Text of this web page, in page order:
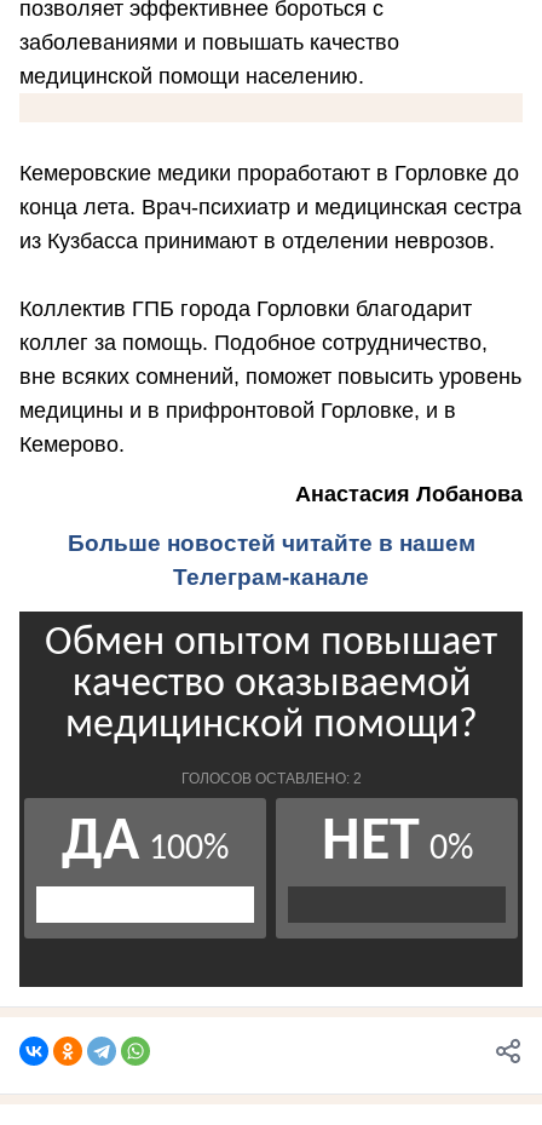
позволяет эффективнее бороться с
заболеваниями и повышать качество
медицинской помощи населению.
Кемеровские медики проработают в Горловке до
конца лета. Врач-психиатр и медицинская сестра
из Кузбасса принимают в отделении неврозов.
Коллектив ГПБ города Горловки благодарит
коллег за помощь. Подобное сотрудничество,
вне всяких сомнений, поможет повысить уровень
медицины и в прифронтовой Горловке, и в
Кемерово.
Анастасия Лобанова
Больше новостей читайте в нашем
Телеграм-канале